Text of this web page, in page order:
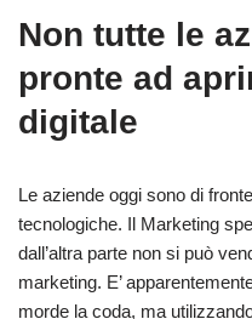
Non tutte le
pronte ad
digitale
Le aziende oggi sono di
tecnologiche. Il Marketing
dall’altra parte non si può
marketing. E’
morde la coda, ma